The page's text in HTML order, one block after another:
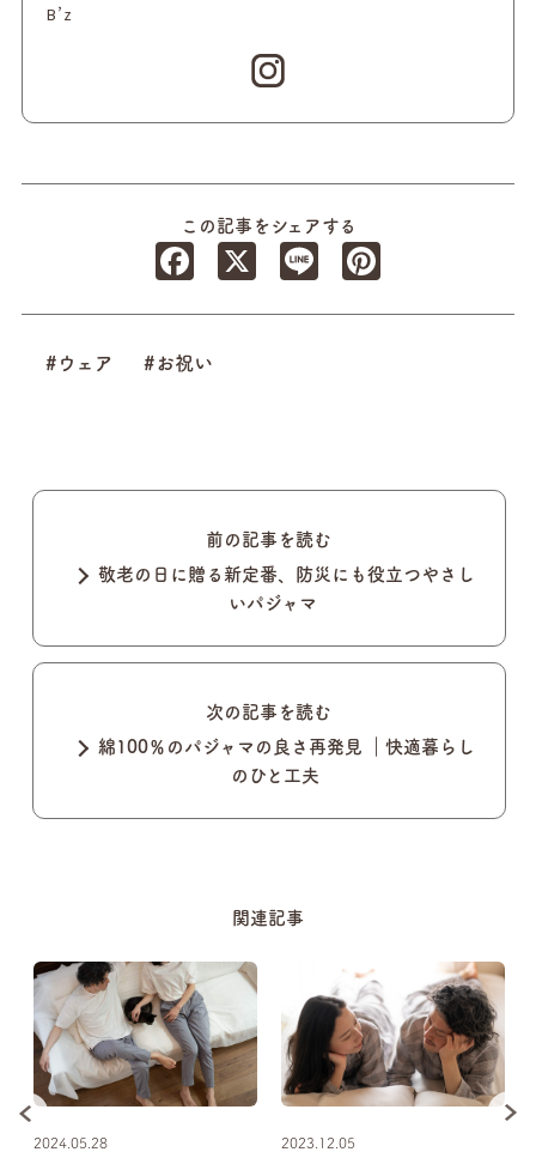
B’z
この記事をシェアする
Facebook
Line
#ウェア #お祝い
前の記事を読む
敬老の日に贈る新定番、防災にも役立つやさし
いパジャマ
次の記事を読む
綿100％のパジャマの良さ再発見 ｜快適暮らし
のひと工夫
関連記事
2024.05.28 2023.12.05